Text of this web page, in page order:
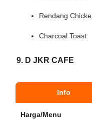
Rendang
Charcoal Toast
9. D JKR CAFE
Info
Harga/Menu